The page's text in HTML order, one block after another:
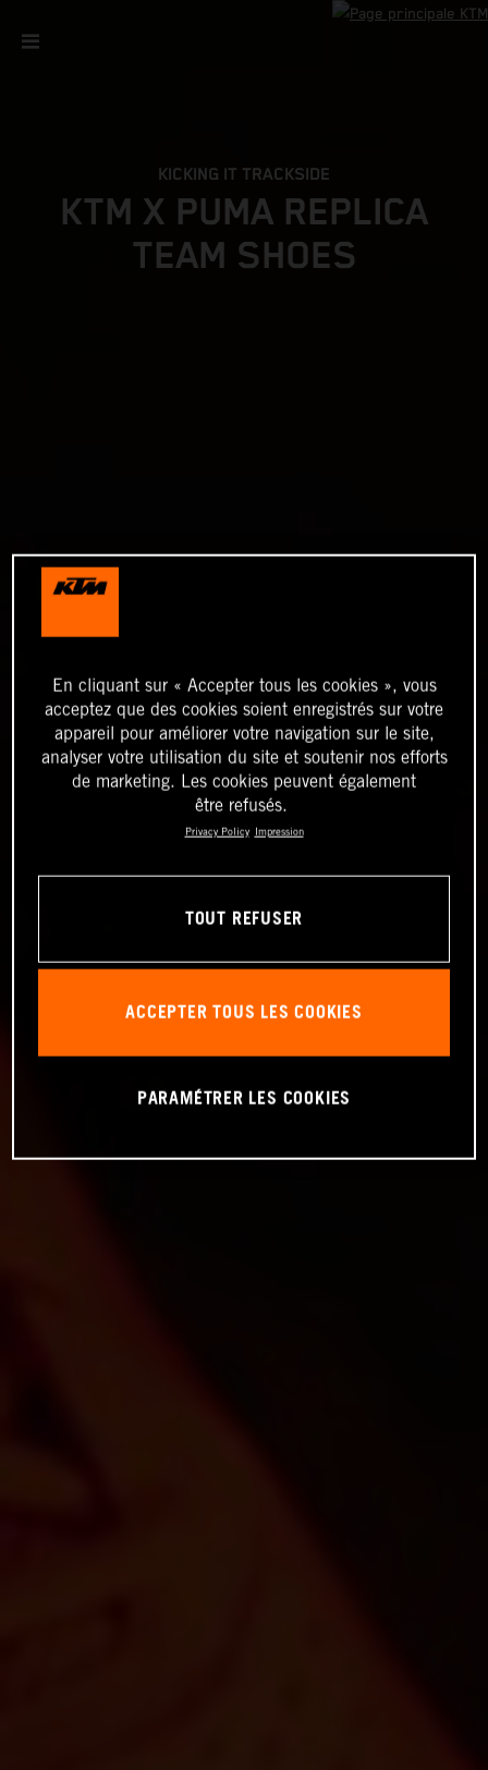
KICKING IT TRACKSIDE
KTM X PUMA REPLICA
TEAM SHOES
En cliquant sur « Accepter tous les cookies », vous
acceptez que des cookies soient enregistrés sur votre
appareil pour améliorer votre navigation sur le site,
analyser votre utilisation du site et soutenir nos efforts
de marketing. Les cookies peuvent également
être refusés.
Privacy Policy Impression
TOUT REFUSER
ACCEPTER TOUS LES COOKIES
PARAMÉTRER LES COOKIES